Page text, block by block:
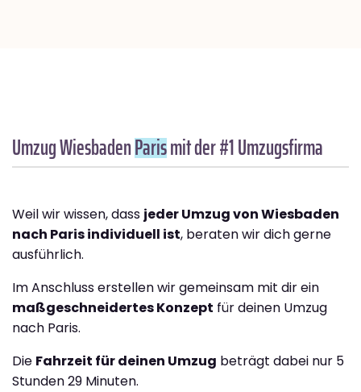
Umzug WiesbadenParismit der #1 Umzugsfirma
Weil wir wissen, dass jeder Umzug von Wiesbaden
nach Paris individuell ist, beraten wir dich gerne
ausführlich.
Im Anschluss erstellen wir gemeinsam mit dir ein
maßgeschneidertes Konzept für deinen Umzug
nach Paris.
Die Fahrzeit für deinen Umzug beträgt dabei nur 5
Stunden 29 Minuten.